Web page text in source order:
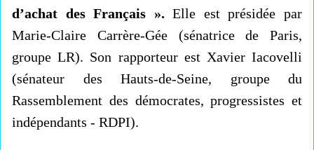
d’achat des Français ». Elle est présidée par
Marie-Claire Carrère-Gée (sénatrice de Paris,
groupe LR). Son rapporteur est Xavier Iacovelli
(sénateur des Hauts-de-Seine, groupe du
Rassemblement des démocrates, progressistes et
indépendants - RDPI).